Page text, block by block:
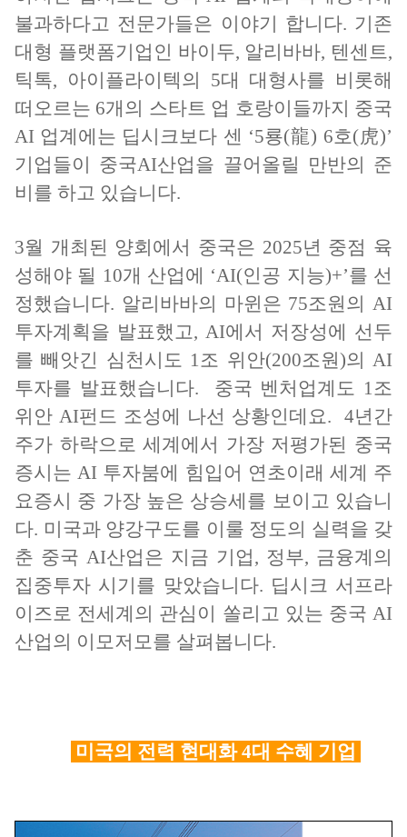
불과하다고 전문가들은 이야기 합니다. 기존
대형 플랫폼기업인 바이두, 알리바바, 텐센트,
틱톡, 아이플라이텍의 5대 대형사를 비롯해
떠오르는 6개의 스타트 업 호랑이들까지 중국
AI 업계에는 딥시크보다 센 ‘5룡(龍) 6호(虎)’
기업들이 중국AI산업을 끌어올릴 만반의 준
비를 하고 있습니다.
3월 개최된 양회에서 중국은 2025년 중점 육
성해야 될 10개 산업에 ‘AI(인공 지능)+’를 선
정했습니다. 알리바바의 마윈은 75조원의 AI
투자계획을 발표했고, AI에서 저장성에 선두
를 빼앗긴 심천시도 1조 위안(200조원)의 AI
투자를 발표했습니다. 중국 벤처업계도 1조
위안 AI펀드 조성에 나선 상황인데요. 4년간
주가 하락으로 세계에서 가장 저평가된 중국
증시는 AI 투자붐에 힘입어 연초이래 세계 주
요증시 중 가장 높은 상승세를 보이고 있습니
다. 미국과 양강구도를 이룰 정도의 실력을 갖
춘 중국 AI산업은 지금 기업, 정부, 금융계의
집중투자 시기를 맞았습니다. 딥시크 서프라
이즈로 전세계의 관심이 쏠리고 있는 중국 AI
산업의 이모저모를 살펴봅니다.
미국의 전력 현대화 4대 수혜 기업